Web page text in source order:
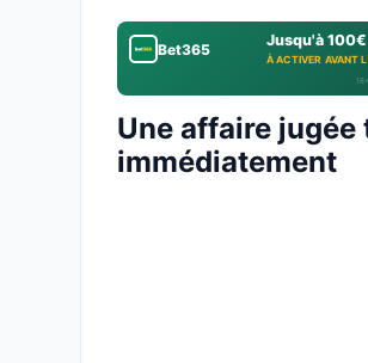
Bet365 Jusqu'à
À ACTIVER AVANT
Une affaire
immédiatement